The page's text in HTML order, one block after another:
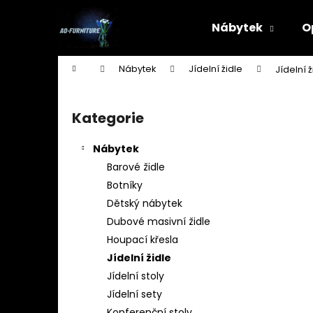
Nábytek
Domů Nábytek Jídelní židle Jídelní
Přeskočit
kategorie
Kategorie
Nábytek
Barové židle
Botníky
Dětský nábytek
Dubové masivní židle
Houpací křesla
Jídelní židle
Jídelní stoly
Jídelní sety
Zpět
Zpět
STOJAN NA ŠATY - ŠTENDR - VĚŠÁK NA